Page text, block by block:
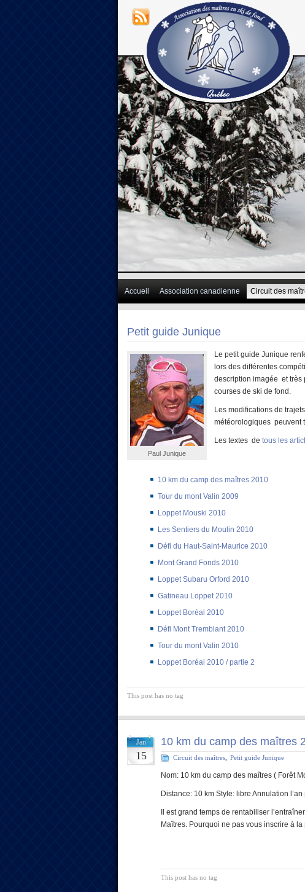
Accueil Association canadienne Circuit des
Petit guide Junique
Paul Junique
Le petit guide Junique
lors des différentes
description imagée et très
courses de ski de fond.
Les modifications de
météorologiques peuvent
Les textes de tous les
10 km du camp des maîtres 2010
Tour du mont Valin 2009
Loppet Mouski 2010
Les Sentiers du Moulin 2010
Défi du Haut-Saint-Maurice 2010
Mont Grand Fonds 2010
Loppet Subaru Orford 2010
Gatineau Loppet 2010
Loppet Boréal 2010
Défi Mont Tremblant 2010
Tour du mont Valin 2010
Loppet Boréal 2010 / partie 2
This post has no tag
Jan
15
10 km du camp des maîtres
Circuit des maîtres Petit guide Junique
Nom: 10 km du camp des maîtres ( Forêt
Distance: 10 km Style: libre Annulation
Il est grand temps de rentabiliser
Maîtres. Pourquoi ne pas vous inscrire à
This post has no tag